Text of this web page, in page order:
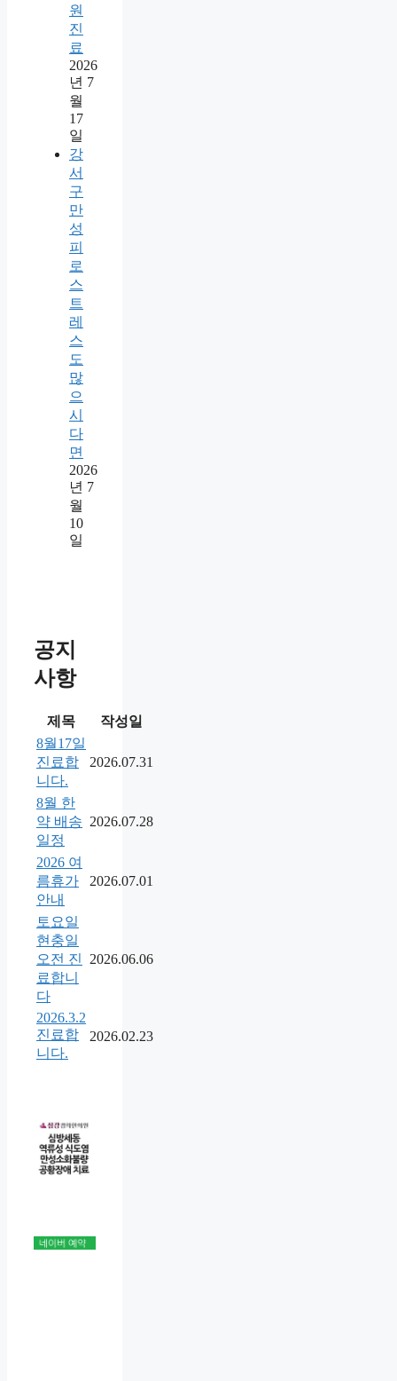
원
진
료
2026
년 7
월
17
일
강
서
구
만
성
피
로
스
트
레
스
도
많
으
시
다
면
2026
년 7
월
10
일
공지
사항
제목
작성일
8월17일
진료합
니다.
2026.07.31
8월 한
약 배송
일정
2026.07.28
2026 여
름휴가
안내
2026.07.01
토요일
현충일
오전 진
료합니
다
2026.06.06
2026.3.2
진료합
니다.
2026.02.23